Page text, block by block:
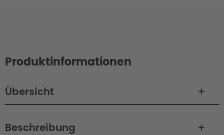
Produktinformationen
Übersicht
Beschreibung